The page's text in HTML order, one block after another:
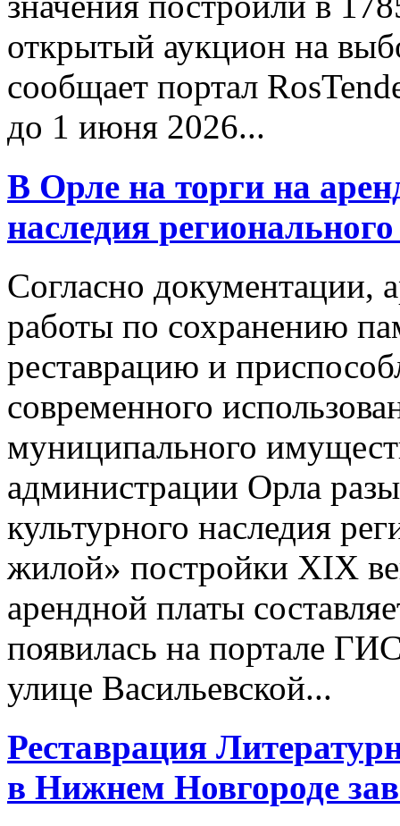
открытый аукцион на
сообщает портал
до 1 июня 2026...
В Орле на торги на
наследия
Согласно документации,
работы по сохранению
реставрацию и
современного
муниципального
администрации Орла
культурного наследия
жилой» постройки XIX
арендной платы
появилась на портале
улице Васильевской...
Реставрация
в Нижнем Новгороде